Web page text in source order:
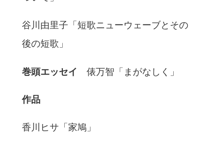
谷川由里子「短歌ニューウェーブとその
後の短歌」
巻頭エッセイ 俵万智「まがなしく」
作品
香川ヒサ「家鳩」